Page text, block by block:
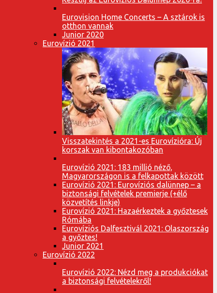
Eurovision Home Concerts – A sztárok is
otthon vannak
Junior 2020
Eurovízió 2021
Visszatekintés a 2021-es Eurovízióra: Új
korszak van kibontakozóban
Eurovízió 2021: 183 millió néző,
Magyarországon is a felkapottak között
Eurovízió 2021: Eurovíziós dalünnep – a
biztonsági felvételek premierje (+élő
közvetítés linkje)
Eurovízió 2021: Hazaérkeztek a győztesek
Rómába
Eurovíziós Dalfesztivál 2021: Olaszország
a győztes!
Junior 2021
Eurovízió 2022
Eurovízió 2022: Nézd meg a produkciókat
a biztonsági felvételekről!